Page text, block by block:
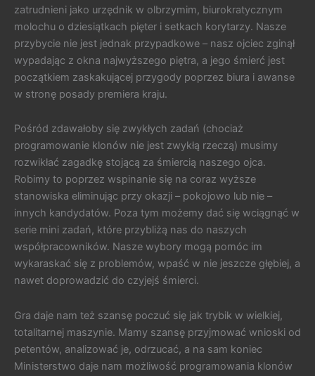
zatrudnieni jako urzędnik w olbrzymim, biurokratycznym
molochu o dziesiątkach pięter i setkach korytarzy. Nasze
przybycie nie jest jednak przypadkowe – nasz ojciec zginął
wypadając z okna najwyższego piętra, a jego śmierć jest
początkiem zaskakującej przygody poprzez biura i awanse
w stronę posady premiera kraju.
Pośród zdawałoby się zwykłych zadań (chociaż
programowanie klonów nie jest zwykłą rzeczą) musimy
rozwikłać zagadkę stojącą za śmiercią naszego ojca.
Robimy to poprzez wspinanie się na coraz wyższe
stanowiska eliminując przy okazji – pokojowo lub nie –
innych kandydatów. Poza tym możemy dać się wciągnąć w
serie mini zadań, które przybliżą nas do naszych
współpracowników. Nasze wybory mogą pomóc im
wykaraskać się z problemów, wpaść w nie jeszcze głębiej, a
nawet doprowadzić do czyjejś śmierci.
Gra daje nam też szansę poczuć się jak trybik w wielkiej,
totalitarnej maszynie. Mamy szansę przyjmować wnioski od
petentów, analizować je, odrzucać, a na sam koniec
Ministerstwo daje nam możliwość programowania klonów